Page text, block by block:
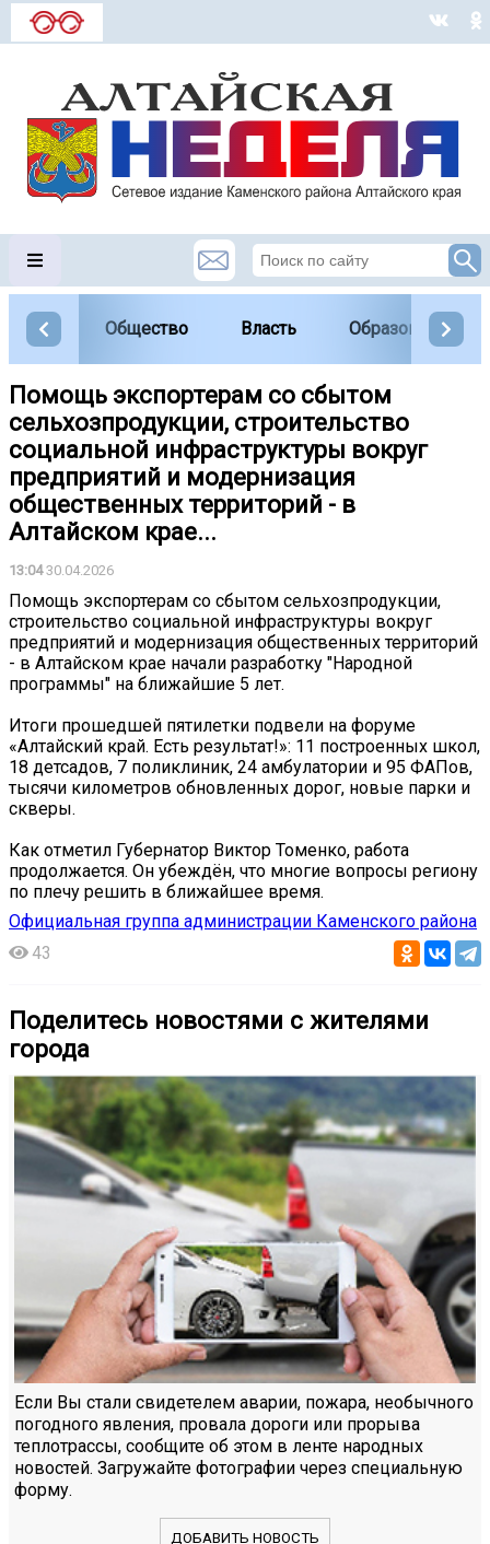
Общество Власть Образование
Помощь экспортерам со сбытом
сельхозпродукции, строительство
социальной инфраструктуры вокруг
предприятий и модернизация
общественных территорий - в
Алтайском крае...
13:0430.04.2026
Помощь экспортерам со сбытом сельхозпродукции,
строительство социальной инфраструктуры вокруг
предприятий и модернизация общественных территорий
- в Алтайском крае начали разработку "Народной
программы" на ближайшие 5 лет.
Итоги прошедшей пятилетки подвели на форуме
«Алтайский край. Есть результат!»: 11 построенных школ,
18 детсадов, 7 поликлиник, 24 амбулатории и 95 ФАПов,
тысячи километров обновленных дорог, новые парки и
скверы.
Как отметил Губернатор Виктор Томенко, работа
продолжается. Он убеждён, что многие вопросы региону
по плечу решить в ближайшее время.
Официальная группа администрации Каменского района
43
Поделитесь новостями с жителями
города
Если Вы стали свидетелем аварии, пожара, необычного
погодного явления, провала дороги или прорыва
теплотрассы, сообщите об этом в ленте народных
новостей. Загружайте фотографии через специальную
форму.
ДОБАВИТЬ НОВОСТЬ